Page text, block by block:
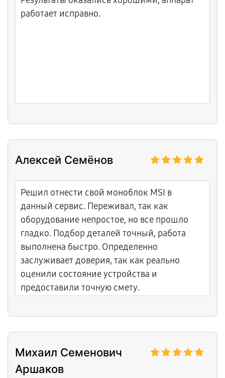
работает исправно.
Алексей Семёнов
Решил отнести свой моноблок MSI в
данный сервис. Переживал, так как
оборудование непростое, но все прошло
гладко. Подбор деталей точный, работа
выполнена быстро. Определенно
заслуживает доверия, так как реально
оценили состояние устройства и
предоставили точную смету.
Михаил Семенович
Аршаков